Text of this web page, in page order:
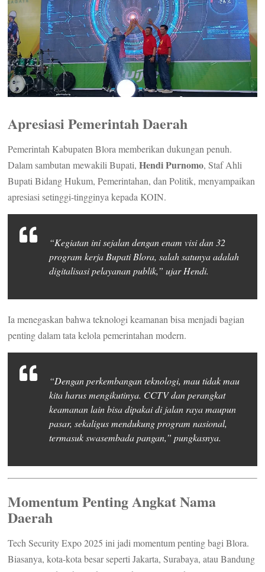
Apresiasi Pemerintah Daerah
Pemerintah Kabupaten Blora memberikan dukungan penuh.
Dalam sambutan mewakili Bupati,Hendi Purnomo, Staf Ahli
Bupati Bidang Hukum, Pemerintahan, dan Politik, menyampaikan
apresiasi setinggi-tingginya kepada KOIN.
“Kegiatan ini sejalan dengan enam visi dan 32
program kerja Bupati Blora, salah satunya adalah
digitalisasi pelayanan publik,” ujar Hendi.
Ia menegaskan bahwa teknologi keamanan bisa menjadi bagian
penting dalam tata kelola pemerintahan modern.
“Dengan perkembangan teknologi, mau tidak mau
kita harus mengikutinya. CCTV dan perangkat
keamanan lain bisa dipakai di jalan raya maupun
pasar, sekaligus mendukung program nasional,
termasuk swasembada pangan,” pungkasnya.
Momentum Penting Angkat Nama
Daerah
Tech Security Expo 2025 ini jadi momentum penting bagi Blora.
Biasanya, kota-kota besar seperti Jakarta, Surabaya, atau Bandung